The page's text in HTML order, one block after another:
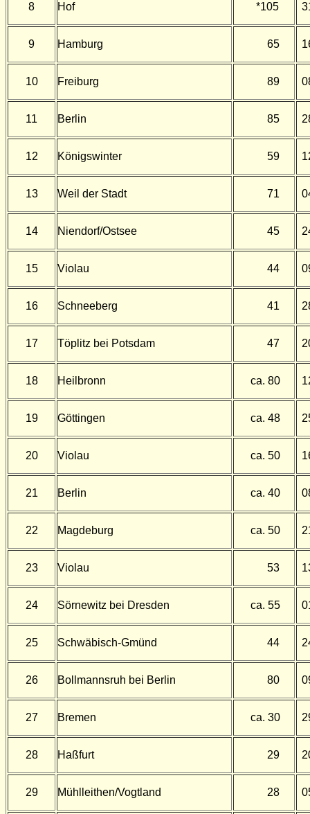
8 Hof *105
9 Hamburg 65
10 Freiburg 89
11 Berlin 85
12 Königswinter 59
13 Weil der Stadt 71
14 Niendorf/Ostsee 45
15 Violau 44
16 Schneeberg 41
17 Töplitz bei Potsdam 47
18 Heilbronn ca. 80
19 Göttingen ca. 48
20 Violau ca. 50
21 Berlin ca. 40
22 Magdeburg ca. 50
23 Violau 53
24 Sörnewitz bei Dresden ca. 55
25 Schwäbisch-Gmünd 44
26 Bollmannsruh bei Berlin 80
27 Bremen ca. 30
28 Haßfurt 29
29 Mühlleithen/Vogtland 28